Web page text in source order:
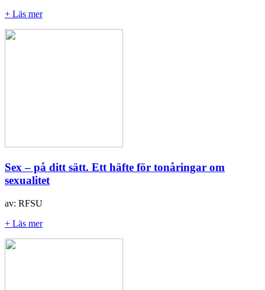
+ Läs mer
Sex – på ditt sätt. Ett häfte för tonåringar om
sexualitet
av: RFSU
+ Läs mer